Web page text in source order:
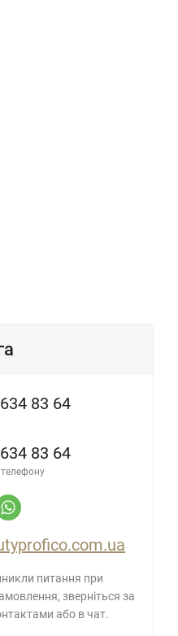
83 64
83 64
питання при
зверніться за
або в чат.